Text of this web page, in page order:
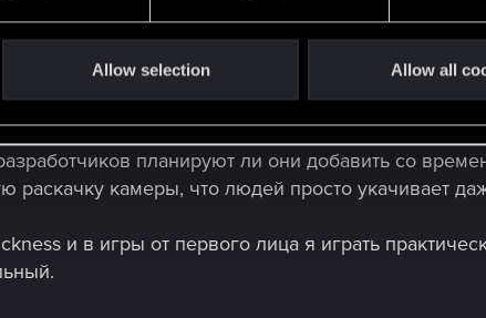
Allow selection Allow all
планируют ли они добавить со
раскачку камеры, что людей просто укачивает
и в игры от первого лица я играть